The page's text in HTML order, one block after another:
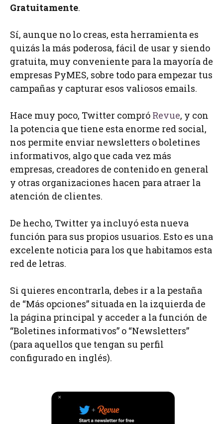
Gratuitamente.
Sí, aunque no lo creas, esta herramienta es
quizás la más poderosa, fácil de usar y siendo
gratuita, muy conveniente para la mayoría de
empresas PyMES, sobre todo para empezar tus
campañas y capturar esos valiosos emails.
Hace muy poco, Twitter compró Revue, y con
la potencia que tiene esta enorme red social,
nos permite enviar newsletters o boletines
informativos, algo que cada vez más
empresas, creadores de contenido en general
y otras organizaciones hacen para atraer la
atención de clientes.
De hecho, Twitter ya incluyó esta nueva
función para sus propios usuarios. Esto es una
excelente noticia para los que habitamos esta
red de letras.
Si quieres encontrarla, debes ir a la pestaña
de “Más opciones” situada en la izquierda de
la página principal y acceder a la función de
“Boletines informativos” o “Newsletters”
(para aquellos que tengan su perfil
configurado en inglés).